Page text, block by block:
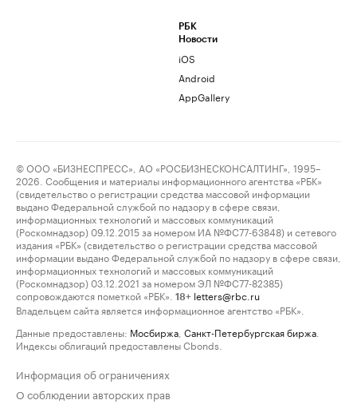
РБК
Новости
iOS
Android
AppGallery
© ООО «БИЗНЕСПРЕСС», АО «РОСБИЗНЕСКОНСАЛТИНГ», 1995–
2026. Сообщения и материалы информационного агентства «РБК»
(свидетельство о регистрации средства массовой информации
выдано Федеральной службой по надзору в сфере связи,
информационных технологий и массовых коммуникаций
(Роскомнадзор) 09.12.2015 за номером ИА №ФС77-63848) и сетевого
издания «РБК» (свидетельство о регистрации средства массовой
информации выдано Федеральной службой по надзору в сфере связи,
информационных технологий и массовых коммуникаций
(Роскомнадзор) 03.12.2021 за номером ЭЛ №ФС77-82385)
сопровождаются пометкой «РБК».
18+ letters@rbc.ru
Владельцем сайта является информационное агентство «РБК».
Данные предоставлены: Мосбиржа Санкт-Петербургская биржа
Индексы облигаций предоставлены Cbonds.
Информация об ограничениях
О соблюдении авторских прав